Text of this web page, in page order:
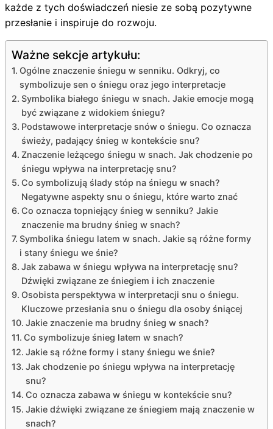
każde z tych doświadczeń niesie ze sobą pozytywne
przesłanie i inspiruje do rozwoju.
Ważne sekcje artykułu:
Ogólne znaczenie śniegu w senniku. Odkryj, co
symbolizuje sen o śniegu oraz jego interpretacje
Symbolika białego śniegu w snach. Jakie emocje mogą
być związane z widokiem śniegu?
Podstawowe interpretacje snów o śniegu. Co oznacza
świeży, padający śnieg w kontekście snu?
Znaczenie leżącego śniegu w snach. Jak chodzenie po
śniegu wpływa na interpretację snu?
Co symbolizują ślady stóp na śniegu w snach?
Negatywne aspekty snu o śniegu, które warto znać
Co oznacza topniejący śnieg w senniku? Jakie
znaczenie ma brudny śnieg w snach?
Symbolika śniegu latem w snach. Jakie są różne formy
i stany śniegu we śnie?
Jak zabawa w śniegu wpływa na interpretację snu?
Dźwięki związane ze śniegiem i ich znaczenie
Osobista perspektywa w interpretacji snu o śniegu.
Kluczowe przesłania snu o śniegu dla osoby śniącej
Jakie znaczenie ma brudny śnieg w snach?
Co symbolizuje śnieg latem w snach?
Jakie są różne formy i stany śniegu we śnie?
Jak chodzenie po śniegu wpływa na interpretację
snu?
Co oznacza zabawa w śniegu w kontekście snu?
Jakie dźwięki związane ze śniegiem mają znaczenie w
snach?